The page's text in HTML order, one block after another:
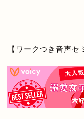
【ワークつき音声